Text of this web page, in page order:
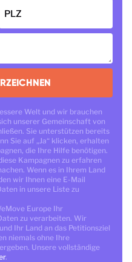
PLZ
Welt und wir brauchen
unserer Gemeinschaft von
Sie unterstützen bereits
Sie auf „Ja“ klicken, erhalten
die Ihre Hilfe benötigen.
Kampagnen zu erfahren
Wenn es in Ihrem Land
wir Ihnen eine E-Mail
in unsere Liste zu
Europe Ihr
zu verarbeiten. Wir
Ihr Land an das Petitionsziel
niemals ohne Ihre
Unsere vollständige
.